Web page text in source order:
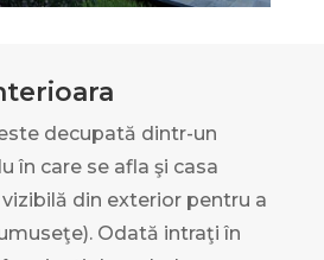
decupată dintr-un
în care se afla şi casa
din exterior pentru a
Odată intraţi în